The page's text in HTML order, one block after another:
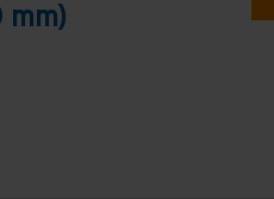
mm)